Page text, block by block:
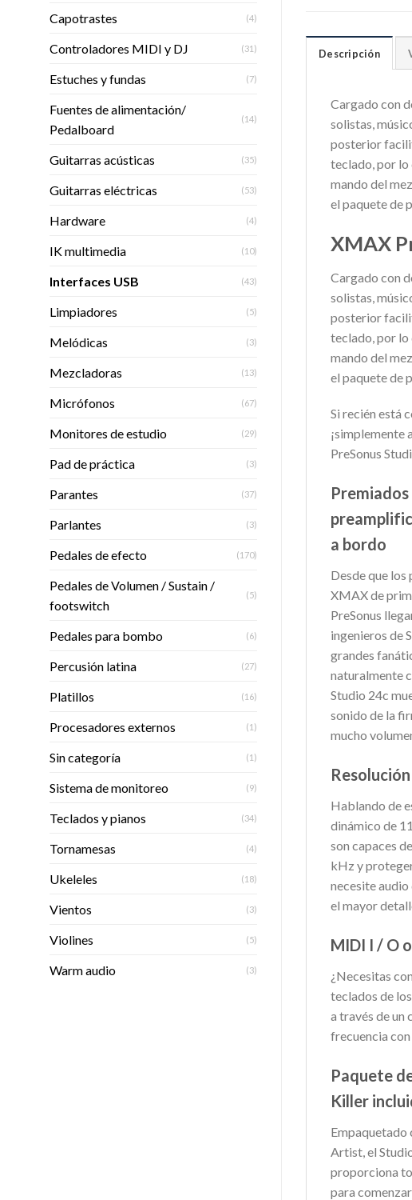
Capotrastes (4)
Controladores MIDI y DJ (31)
Estuches y fundas (7)
Fuentes de alimentación/
Pedalboard
(14)
Guitarras acústicas (35)
Guitarras eléctricas (53)
Hardware (4)
IK multimedia (10)
Interfaces USB (43)
Limpiadores (5)
Melódicas (3)
Mezcladoras (13)
Micrófonos (67)
Monitores de estudio (29)
Pad de práctica (3)
Parantes (37)
Parlantes (3)
Pedales de efecto (170)
Pedales de Volumen / Sustain /
footswitch
(5)
Pedales para bombo (6)
Percusión latina (27)
Platillos (16)
Procesadores externos (1)
Sin categoría (1)
Sistema de monitoreo (9)
Teclados y pianos (34)
Tornamesas (4)
Ukeleles (18)
Vientos (3)
Violines (5)
Warm audio (3)
Descripción
Cargado con
solistas,
posterior
teclado, por lo
mando del
el paquete de
XMAX
Cargado con
solistas,
posterior
teclado, por lo
mando del
el paquete de
Si recién está
¡simplemente
PreSonus
Premiados
a bordo
Desde que
XMAX de
PreSonus
ingenieros de
grandes
naturalmente
Studio 24c
sonido de la
mucho
Hablando de
dinámico de
son capaces
kHz y
necesite
el mayor
MIDI I / O
¿Necesitas
teclados de
a través de un
frecuencia
Paquete
Killer
Empaquetado
Artist, el
proporciona
para